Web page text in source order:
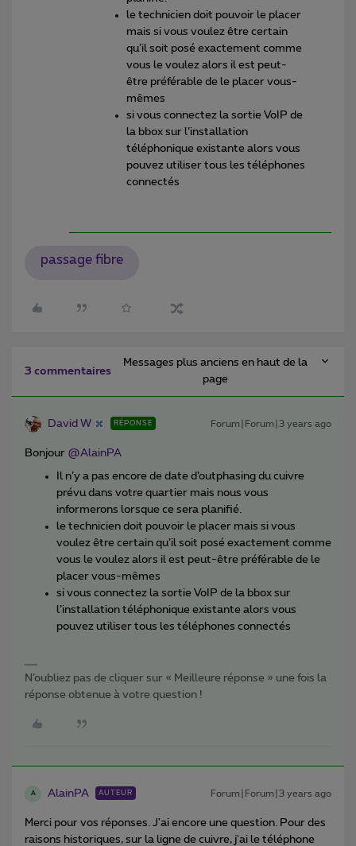
le technicien doit pouvoir le placer
mais si vous voulez être certain
qu’il soit posé exactement comme
vous le voulez alors il est peut-
être préférable de le placer vous-
mêmes
si vous connectez la sortie VoIP de
la bbox sur l’installation
téléphonique existante alors vous
pouvez utiliser tous les téléphones
connectés
passage fibre
3 commentaires
Messages plus anciens en haut de la
page
David W RÉPONSE Forum|Forum|3 years ago
Bonjour @AlainPA
Il n’y a pas encore de date d’outphasing du cuivre
prévu dans votre quartier mais nous vous
informerons lorsque ce sera planifié.
le technicien doit pouvoir le placer mais si vous
voulez être certain qu’il soit posé exactement comme
vous le voulez alors il est peut-être préférable de le
placer vous-mêmes
si vous connectez la sortie VoIP de la bbox sur
l’installation téléphonique existante alors vous
pouvez utiliser tous les téléphones connectés
N’oubliez pas de cliquer sur « Meilleure réponse » une fois la
réponse obtenue à votre question !
A AlainPA AUTEUR Forum|Forum|3 years ago
Merci pour vos réponses. J'ai encore une question. Pour des
raisons historiques, sur la ligne de cuivre, j'ai le téléphone